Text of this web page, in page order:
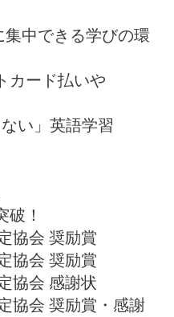
中できる学びの環
カード払いや
い」英語学習
！
協会 奨励賞
協会 奨励賞
協会 感謝状
協会 奨励賞・感謝